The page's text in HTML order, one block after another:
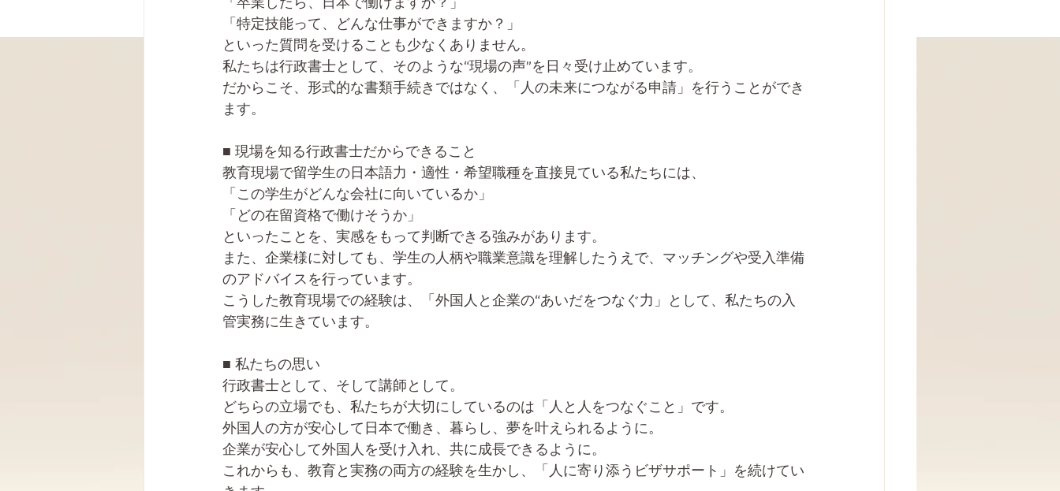
「特定技能って、どんな仕事ができますか？」
といった質問を受けることも少なくありません。
私たちは行政書士として、そのような“現場の声”を日々受け止めています。
だからこそ、形式的な書類手続きではなく、「人の未来につながる申請」を行うことができ
ます。
■ 現場を知る行政書士だからできること
教育現場で留学生の日本語力・適性・希望職種を直接見ている私たちには、
「この学生がどんな会社に向いているか」
「どの在留資格で働けそうか」
といったことを、実感をもって判断できる強みがあります。
また、企業様に対しても、学生の人柄や職業意識を理解したうえで、マッチングや受入準備
のアドバイスを行っています。
こうした教育現場での経験は、「外国人と企業の“あいだをつなぐ力」として、私たちの入
管実務に生きています。
■ 私たちの思い
行政書士として、そして講師として。
どちらの立場でも、私たちが大切にしているのは「人と人をつなぐこと」です。
外国人の方が安心して日本で働き、暮らし、夢を叶えられるように。
企業が安心して外国人を受け入れ、共に成長できるように。
これからも、教育と実務の両方の経験を生かし、「人に寄り添うビザサポート」を続けてい